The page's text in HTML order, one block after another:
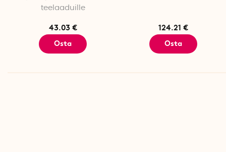
teelaaduille
43.03 €
Osta
124.21 €
Osta